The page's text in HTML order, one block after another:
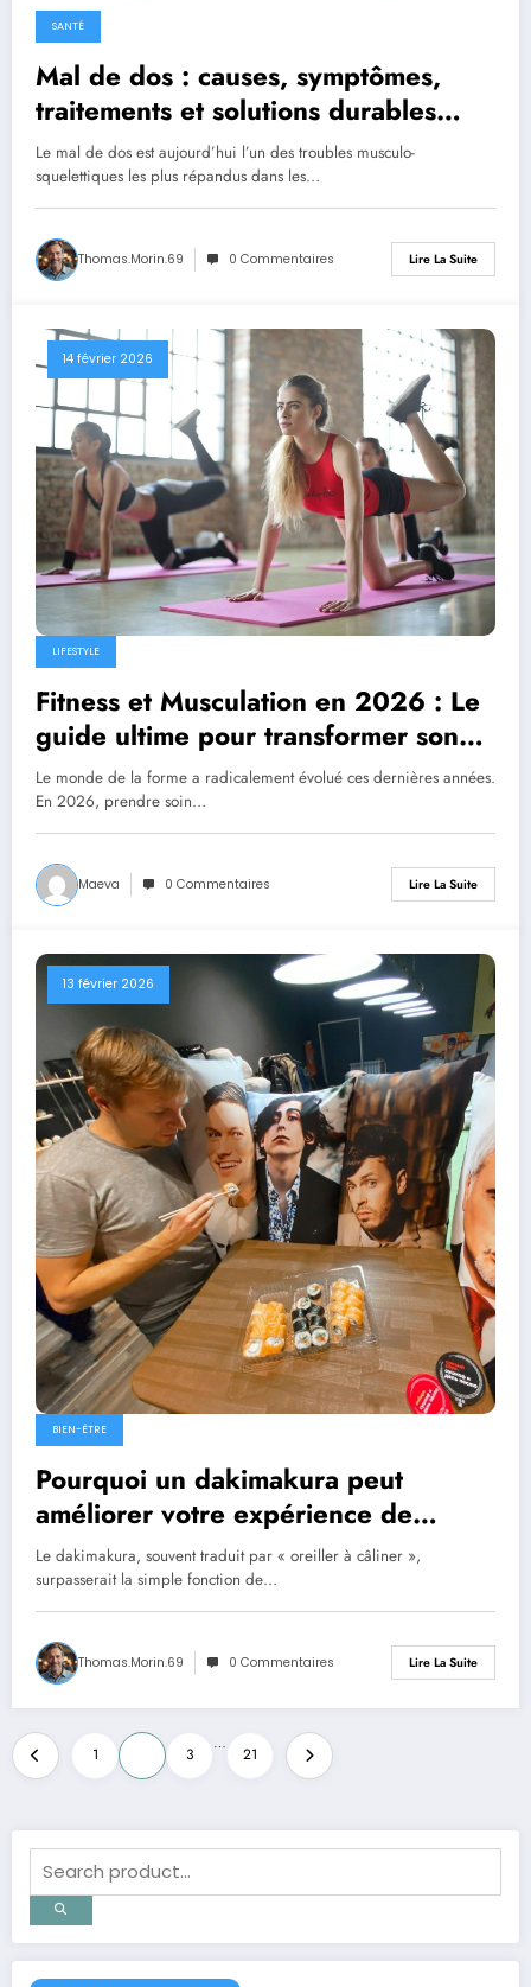
SANTÉ
Mal de dos : causes, symptômes,
traitements et solutions durables
pour soulager la douleur
Le mal de dos est aujourd’hui l’un des troubles musculo-
squelettiques les plus répandus dans les…
Thomas.Morin.69 0 Commentaires Lire La Suite
14 février 2026
LIFESTYLE
Fitness et Musculation en 2026 : Le
guide ultime pour transformer son
corps et son esprit
Le monde de la forme a radicalement évolué ces dernières années.
En 2026, prendre soin…
Maeva 0 Commentaires Lire La Suite
13 février 2026
BIEN-ÊTRE
Pourquoi un dakimakura peut
améliorer votre expérience de
confort
Le dakimakura, souvent traduit par « oreiller à câliner »,
surpasserait la simple fonction de…
Thomas.Morin.69 0 Commentaires Lire La Suite
Pagination
des
publications
1 3
…
21